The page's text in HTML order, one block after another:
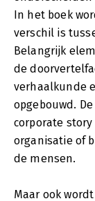
In het boek
verschil is
Belangrijk
de
verhaalkunde
opgebouwd.
corporate
organisatie of
de mensen.
Maar ook